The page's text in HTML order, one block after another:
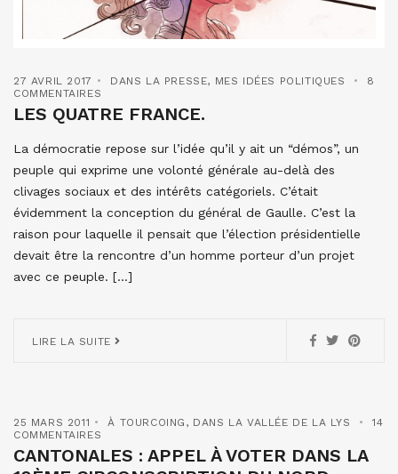
27 AVRIL 2017 DANS LA PRESSE, MES IDÉES POLITIQUES
8
COMMENTAIRES
LES QUATRE FRANCE.
La démocratie repose sur l’idée qu’il y ait un “démos”, un
peuple qui exprime une volonté générale au-delà des
clivages sociaux et des intérêts catégoriels. C’était
évidemment la conception du général de Gaulle. C’est la
raison pour laquelle il pensait que l’élection présidentielle
devait être la rencontre d’un homme porteur d’un projet
avec ce peuple. […]
LIRE LA SUITE
25 MARS 2011 À TOURCOING , DANS LA VALLÉE DE LA LYS
14
COMMENTAIRES
CANTONALES : APPEL À VOTER DANS LA